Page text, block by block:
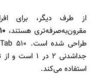
از طرف دیگر، برای
مقرون‌به‌صرفه‌تری هستند،
استفاده می‌کند.